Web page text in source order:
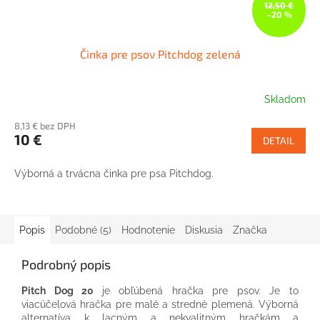
12,50 €
–20 %
Činka pre psov Pitchdog zelená
Skladom
8,13 € bez DPH
10 € DETAIL
Výborná a trvácna činka pre psa Pitchdog.
Popis Podobné (5) Hodnotenie Diskusia Značka
Podrobný popis
Pitch Dog 20 je obľúbená hračka pre psov. Je to
viacúčelová hračka pre malé a stredné plemená. Výborná